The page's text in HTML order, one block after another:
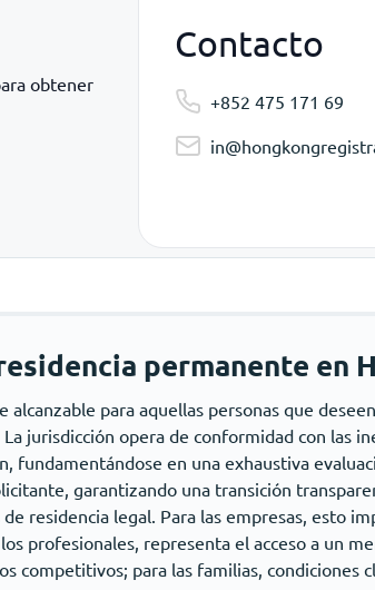
obtener
Contacto
+852 475 171 69
permanente en
para aquellas personas que
jurisdicción opera de conformidad con las
fundamentándose en una exhaustiva
garantizando una transición
residencia legal. Para las empresas, esto
profesionales, representa el acceso a un
competitivos; para las familias, condiciones